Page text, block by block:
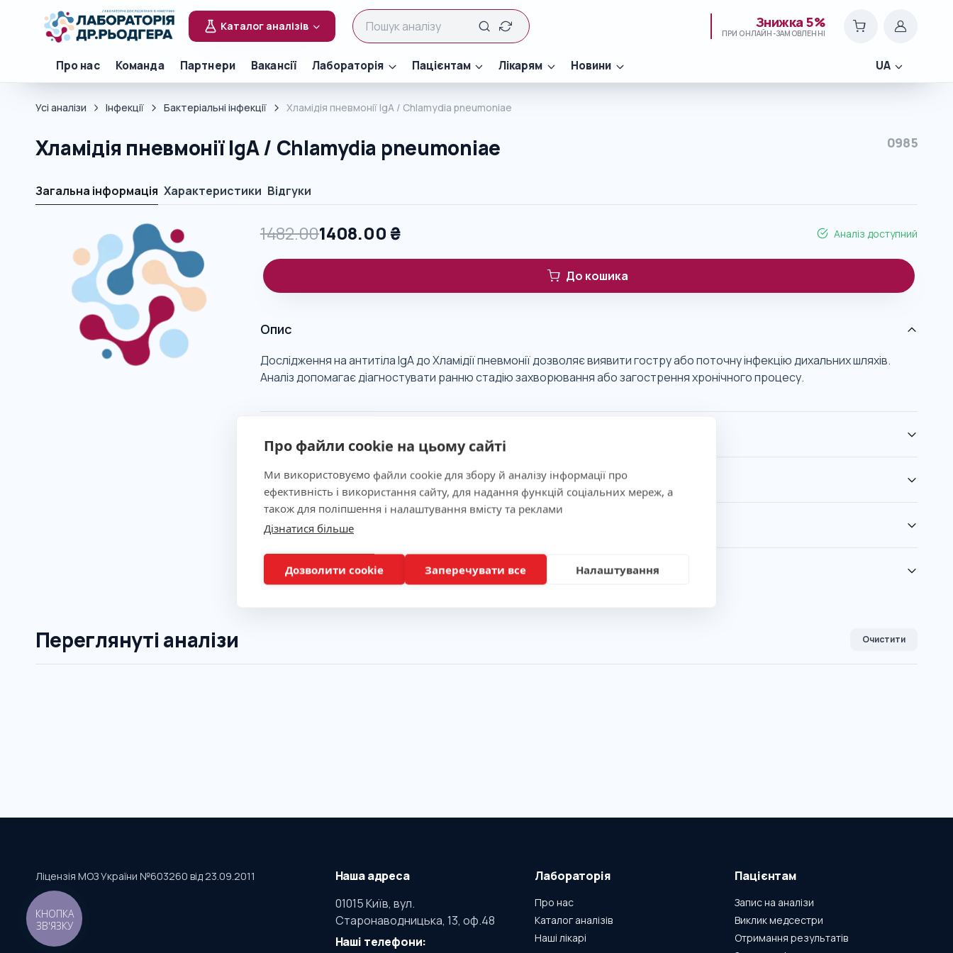
Про файли cookie на цьому сайті
Ми використовуємо файли cookie для збору й аналізу інформації про
ефективність і використання сайту, для надання функцій соціальних мереж, а
також для поліпшення і налаштування вмісту та реклами
Дізнатися більше
Дозволити cookie Заперечувати все Налаштування
Каталог аналізів Знижка 5%
ПРИ ОНЛАЙН-ЗАМОВЛЕННІ
Про нас Команда Партнери Вакансії Лабораторія Пацієнтам Лікарям Новини UA
Усі аналізи Інфекції Бактеріальні інфекції Хламідія пневмонії IgA / Chlamydia pneumoniae
Хламідія пневмонії IgA / Chlamydia pneumoniae 0985
Загальна інформація Характеристики Відгуки
1482.001408.00 ₴ Аналіз доступний
До кошика
Опис
Дослідження на антитіла IgA до Хламідії пневмонії дозволяє виявити гостру або поточну інфекцію дихальних шляхів.
Аналіз допомагає діагностувати ранню стадію захворювання або загострення хронічного процесу.
Показання
Метод
Підготовка
Переглянуті аналізи Очистити
Ліцензія МОЗ України №603260 від 23.09.2011
Наша адреса
01015 Київ, вул.
Старонаводницька, 13, оф.48
Наші телефони:
Лабораторія
Про нас
Каталог аналізів
Наші лікарі
Пацієнтам
Запис на аналізи
Виклик медсестри
Отримання результатів
КНОПКА
ЗВ'ЯЗКУ